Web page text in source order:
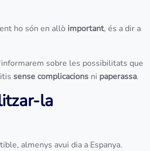
ho són en allò important, és a dir a
sobre les possibilitats que
sense complicacions ni paperassa.
la
almenys avui dia a Espanya.